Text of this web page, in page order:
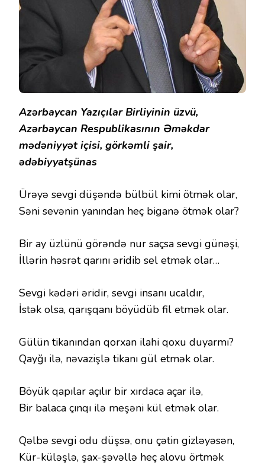
Azərbaycan Yazıçılar Birliyinin üzvü,
Azərbaycan Respublikasının Əməkdar
mədəniyyət içisi, görkəmli şair,
ədəbiyyatşünas
Ürəyə sevgi düşəndə bülbül kimi ötmək olar,
Səni sevənin yanından heç biganə ötmək olar?
Bir ay üzlünü görəndə nur saçsa sevgi günəşi,
İllərin həsrət qarını əridib sel etmək olar…
Sevgi kədəri əridir, sevgi insanı ucaldır,
İstək olsa, qarışqanı böyüdüb fil etmək olar.
Gülün tikanından qorxan ilahi qoxu duyarmı?
Qayğı ilə, nəvazişlə tikanı gül etmək olar.
Böyük qapılar açılır bir xırdaca açar ilə,
Bir balaca çınqı ilə meşəni kül etmək olar.
Qəlbə sevgi odu düşsə, onu çətin gizləyəsən,
Kür-küləşlə, şax-şəvəllə heç alovu örtmək